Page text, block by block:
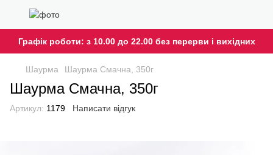
Графік роботи: з 10.00 до 22.00 без перерви і вихідних
Шаурма Шаурма Смачна, 350г
Шаурма Смачна, 350г
Артикул: 1179 Написати відгук